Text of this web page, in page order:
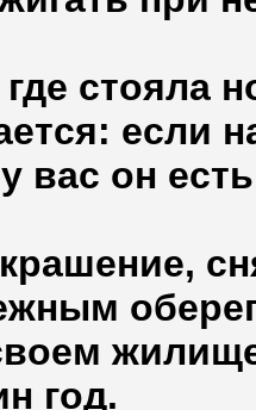
стояла
если
вас он
год.